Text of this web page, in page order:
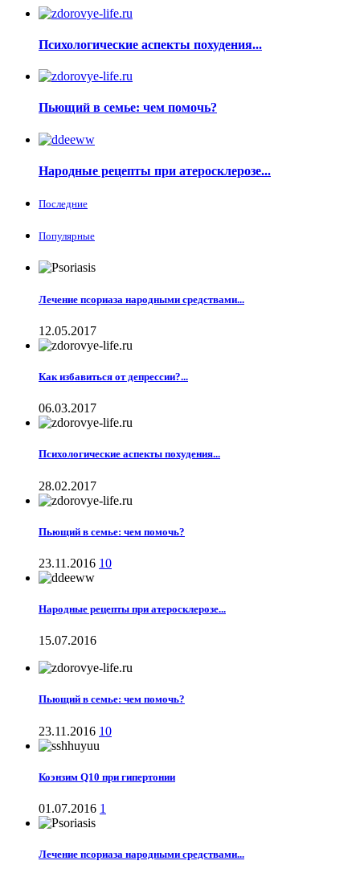
Психологические аспекты похудения...
Пьющий в семье: чем помочь?
Народные рецепты при атеросклерозе...
Последние
Популярные
Лечение псориаза народными средствами...
12.05.2017
Как избавиться от депрессии?...
06.03.2017
Психологические аспекты похудения...
28.02.2017
Пьющий в семье: чем помочь?
23.11.2016 10
Народные рецепты при атеросклерозе...
15.07.2016
Пьющий в семье: чем помочь?
23.11.2016 10
Коэнзим Q10 при гипертонии
01.07.2016 1
Лечение псориаза народными средствами...